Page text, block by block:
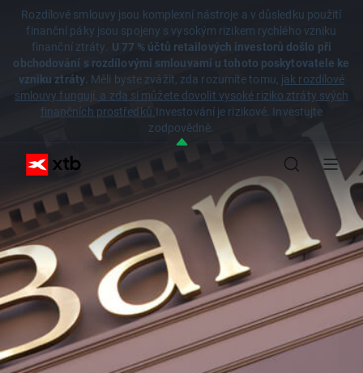
Rozdílové smlouvy jsou komplexní nástroje a v důsledku použití
finanční páky jsou spojeny s vysokým rizikem rychlého vzniku
finanční ztráty. U 77 % účtů retailových investorů došlo při
obchodování s rozdílovými smlouvami u tohoto poskytovatele ke
vzniku ztráty. Měli byste zvážit, zda rozumíte tomu, jak rozdílové
smlouvy fungují, a zda si můžete dovolit vysoké riziko ztráty svých
finančních prostředků.Investování je rizikové. Investujte
zodpovědně.